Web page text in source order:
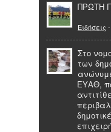
ΠΡΩΤΗ
Ειδήσεις -
Στο
των
ΕΥΑΘ,